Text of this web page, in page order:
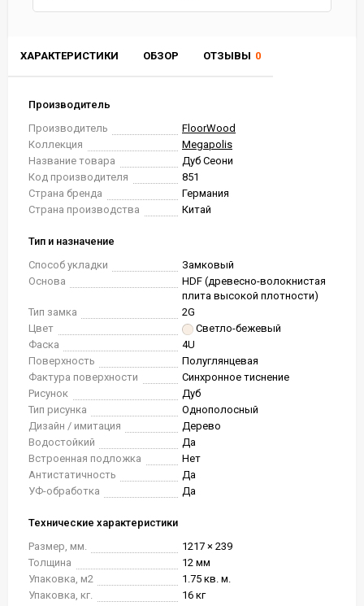
ХАРАКТЕРИСТИКИ ОБЗОР ОТЗЫВЫ 0
Производитель
Производитель
FloorWood
Коллекция
Megapolis
Название товара
Дуб Сеони
Код производителя
851
Страна бренда
Германия
Страна производства
Китай
Тип и назначение
Способ укладки
Замковый
Основа
HDF (древесно-волокнистая
плита высокой плотности)
Тип замка
2G
Цвет
Светло-бежевый
Фаска
4U
Поверхность
Полуглянцевая
Фактура поверхности
Синхронное тиснение
Рисунок
Дуб
Тип рисунка
Однополосный
Дизайн / имитация
Дерево
Водостойкий
Да
Встроенная подложка
Нет
Антистатичность
Да
УФ-обработка
Да
Технические характеристики
Размер, мм.
1217 × 239
Толщина
12 мм
Упаковка, м2
1.75 кв. м.
Упаковка, кг.
16 кг